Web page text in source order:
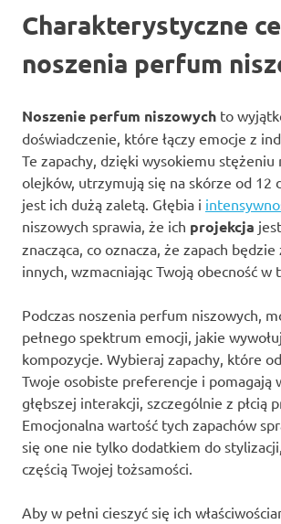
Charakterystyczne
noszenia perfum
Noszenie perfum niszowych to
doświadczenie, które łączy emocje z
Te zapachy, dzięki wysokiemu stężeniu
olejków, utrzymują się na skórze od 12
jest ich dużą zaletą. Głębia i
niszowych sprawia, że ich projekcja
znacząca, co oznacza, że zapach
innych, wzmacniając Twoją obecność w
Podczas noszenia perfum niszowych,
pełnego spektrum emocji, jakie
kompozycje. Wybieraj zapachy, które
Twoje osobiste preferencje i pomagają
głębszej interakcji, szczególnie z płcią
Emocjonalna wartość tych zapachów
się one nie tylko dodatkiem do
częścią Twojej tożsamości.
Aby w pełni cieszyć się ich